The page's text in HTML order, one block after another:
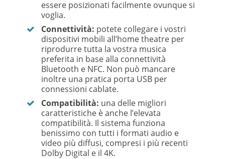
essere posizionati facilmente ovunque si
voglia.
Connettività: potete collegare i vostri
dispositivi mobili all’home theatre per
riprodurre tutta la vostra musica
preferita in base alla connettività
Bluetooth e NFC. Non può mancare
inoltre una pratica porta USB per
connessioni cablate.
Compatibilità: una delle migliori
caratteristiche è anche l’elevata
compatibilità. Il sistema funziona
benissimo con tutti i formati audio e
video più diffusi, compresi i più recenti
Dolby Digital e il 4K.